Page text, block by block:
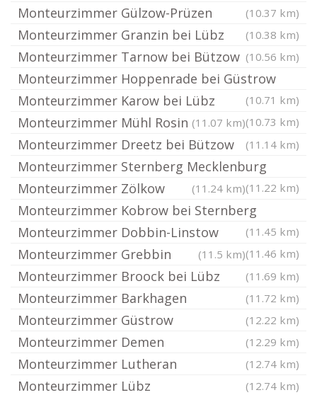
Monteurzimmer Gülzow-Prüzen (10.37 km)
Monteurzimmer Granzin bei Lübz (10.38 km)
Monteurzimmer Tarnow bei Bützow (10.56 km)
Monteurzimmer Hoppenrade bei Güstrow
(10.71 km)
Monteurzimmer Karow bei Lübz
(10.73 km)
Monteurzimmer Mühl Rosin (11.07 km)
Monteurzimmer Dreetz bei Bützow (11.14 km)
Monteurzimmer Sternberg Mecklenburg
(11.22 km)
Monteurzimmer Zölkow (11.24 km)
Monteurzimmer Kobrow bei Sternberg
(11.45 km)
Monteurzimmer Dobbin-Linstow
(11.46 km)
Monteurzimmer Grebbin (11.5 km)
Monteurzimmer Broock bei Lübz (11.69 km)
Monteurzimmer Barkhagen (11.72 km)
Monteurzimmer Güstrow (12.22 km)
Monteurzimmer Demen (12.29 km)
Monteurzimmer Lutheran (12.74 km)
Monteurzimmer Lübz (12.74 km)